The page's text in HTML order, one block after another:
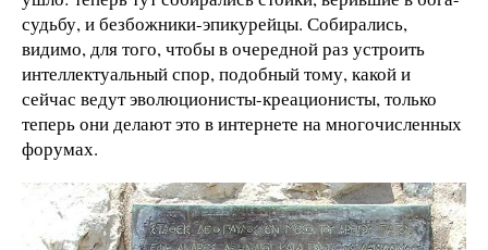
судьбу, и безбожники-эпикурейцы. Собирались,
видимо, для того, чтобы в очередной раз устроить
интеллектуальный спор, подобный тому, какой и
сейчас ведут эволюционисты-креационисты, только
теперь они делают это в интернете на многочисленных
форумах.